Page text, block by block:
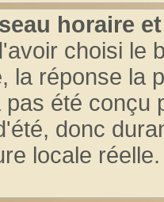
horaire
choisi le
la réponse la
été conçu
donc
locale réelle.